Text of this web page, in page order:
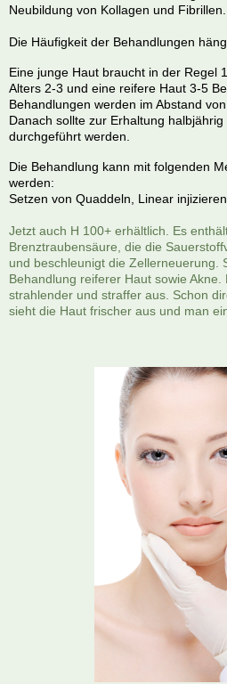
Neubildung von Kollagen und Fibrillen.
Die Häufigkeit der Behandlungen
Eine junge Haut braucht in der Regel
Alters 2-3 und eine reifere Haut 3-5
Behandlungen werden im Abstand
Danach sollte zur Erhaltung
durchgeführt werden.
Die Behandlung kann mit folgenden
werden:
Setzen von Quaddeln, Linear
Jetzt auch H 100+ erhältlich. Es
Brenztraubensäure, die die
und beschleunigt die Zellerneuerung.
Behandlung reiferer Haut sowie Akne.
strahlender und straffer aus. Schon
sieht die Haut frischer aus und